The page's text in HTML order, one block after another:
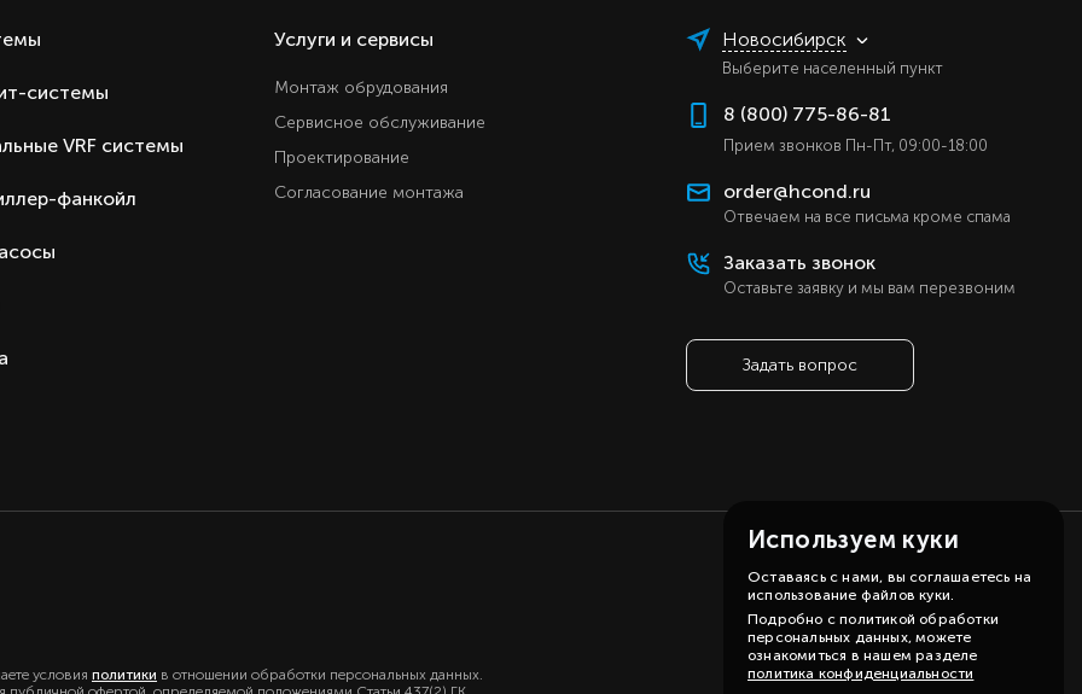
системы
VRF системы
фанкойл
Услуги и сервисы
Монтаж обрудования
Сервисное обслуживание
Проектирование
Согласование монтажа
Новосибирск
Выберите населенный пункт
8 (800) 775-86-81
Прием звонков Пн-Пт, 09:00-18:00
order@hcond.ru
Отвечаем на все письма кроме спама
Заказать звонок
Оставьте заявку и мы вам перезвоним
Задать вопрос
условия политики в отношении обработки персональных данных.
Используем куки
Оставаясь с нами, вы соглашаетесь на
использование файлов куки.
Подробно с политикой обработки
персональных данных, можете
ознакомиться в нашем разделе
политика конфиденциальности